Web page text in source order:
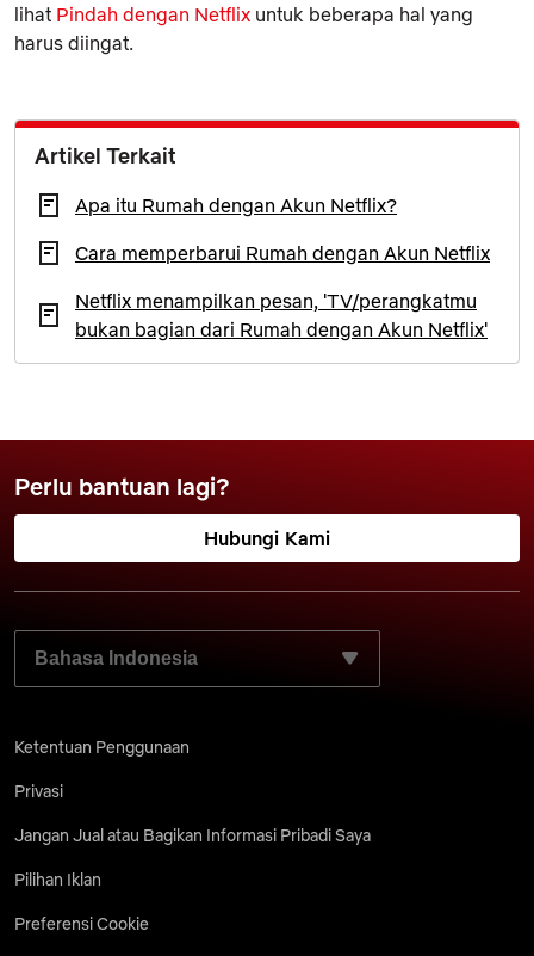
lihat Pindah dengan Netflix untuk beberapa hal yang
harus diingat.
Artikel Terkait
Apa itu Rumah dengan Akun Netflix?
Cara memperbarui Rumah dengan Akun Netflix
Netflix menampilkan pesan, 'TV/perangkatmu
bukan bagian dari Rumah dengan Akun Netflix'
Perlu bantuan lagi?
Hubungi Kami
PILIH BAHASA YANG DIINGINKAN:
Ketentuan Penggunaan
Privasi
Jangan Jual atau Bagikan Informasi Pribadi Saya
Pilihan Iklan
Preferensi Cookie